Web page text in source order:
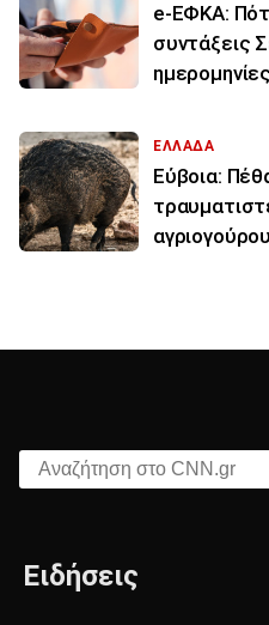
e-ΕΦΚΑ:
συντάξεις
ΕΛΛΑΔΑ
Εύβοια:
Αναζήτηση στο CNN.gr
Ειδήσεις